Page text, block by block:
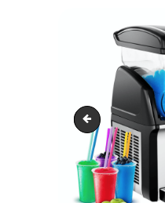
Tables + bancs